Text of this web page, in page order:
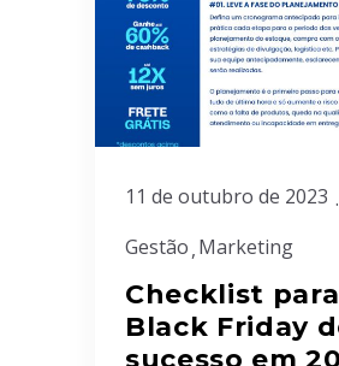
11 de outubro de 2023
Gestão Marketing
Checklist
Black Friday
sucesso em